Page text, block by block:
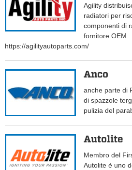
Agility
radiatori per
componenti di
fornitore OEM.
https://agilityautoparts.com/
Anco
anche parte di
di spazzole
pulizia del
Autolite
Membro del
Autolite è uno